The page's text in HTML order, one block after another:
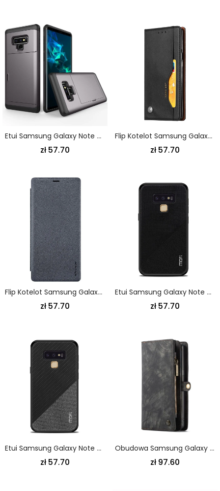
Etui Samsung Galaxy Note 9 Biały Czarny Sztywny. Efektowny Uchwyt Na Karty Etui Ochronne
zł 57.70
Flip Kotelot Samsung Galaxy Note 9 Brązowy Czarny Etui Na Karty Ze Sztucznej Skóry Etui Ochronne
zł 57.70
Flip Kotelot Samsung Galaxy Note 9 Złoty Biały Etui Na Telefon Nillkin
zł 57.70
Etui Samsung Galaxy Note 9 Złoty Czarny Kontrast Mofi
zł 57.70
Etui Samsung Galaxy Note 9 Magenta Czarny Seria Mofi Honor
zł 57.70
Obudowa Samsung Galaxy Note 9 Czerwony Czarny Vintage Skórzane Etui
zł 97.60